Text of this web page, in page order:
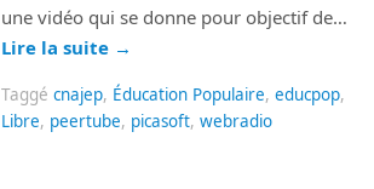
une vidéo qui se donne pour objectif de…
Lire la suite →
Taggécnajep, Éducation Populaire,educpop,
Libre, peertube, picasoft,webradio